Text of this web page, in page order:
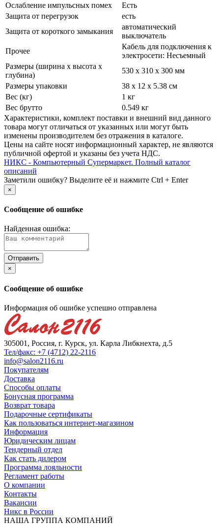
Ослабление импульсных помех
Есть
Защита от перегрузок
есть
Защита от короткого замыкания
автоматический
выключатель
Прочее
Кабель для подключения к
электросети: Несъемный
Размеры (ширина х высота х
глубина)
530 х 310 х 300 мм
Размеры упаковки
38 x 12 x 5.38 см
Вес (кг)
1 кг
Вес брутто
0.549 кг
Xарактеристики, комплект поставки и внешний вид данного
товара могут отличаться от указанных или могут быть
изменены производителем без отражения в каталоге.
Цены на сайте носят информационный характер, не являются
публичной офертой и указаны без учета НДС.
НИКС - Компьютерный Cупермаркет. Полный каталог
описаний
Заметили ошибку? Выделите её и нажмите Ctrl + Enter
×
Сообщение об ошибке
Найденная ошибка:
×
Сообщение об ошибке
Информация об ошибке успешно отправлена
305001, Россия, г. Курск, ул. Карла Либкнехта, д.5
Тел/факс: +7 (4712) 22-2116
info@salon2116.ru
Покупателям
Доставка
Способы оплаты
Бонусная программа
Возврат товара
Подарочные сертификаты
Как пользоваться интернет-магазином
Информация
Юридическим лицам
Тендерный отдел
Как стать дилером
Программа лояльности
Регламент работы
О компании
Контакты
Вакансии
Никс в России
НАША ГРУППА КОМПАНИЙ